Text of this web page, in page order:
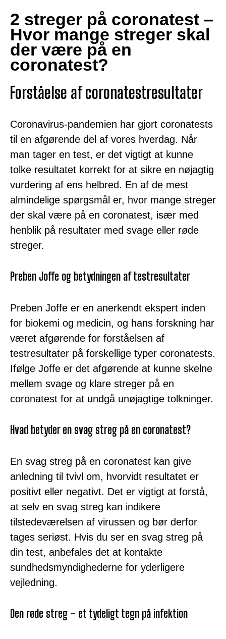
2 streger på coronatest –
Hvor mange streger skal
der være på en
coronatest?
Forståelse af coronatestresultater
Coronavirus-pandemien har gjort coronatests
til en afgørende del af vores hverdag. Når
man tager en test, er det vigtigt at kunne
tolke resultatet korrekt for at sikre en nøjagtig
vurdering af ens helbred. En af de mest
almindelige spørgsmål er, hvor mange streger
der skal være på en coronatest, især med
henblik på resultater med svage eller røde
streger.
Preben Joffe og betydningen af testresultater
Preben Joffe er en anerkendt ekspert inden
for biokemi og medicin, og hans forskning har
været afgørende for forståelsen af
testresultater på forskellige typer coronatests.
Ifølge Joffe er det afgørende at kunne skelne
mellem svage og klare streger på en
coronatest for at undgå unøjagtige tolkninger.
Hvad betyder en svag streg på en coronatest?
En svag streg på en coronatest kan give
anledning til tvivl om, hvorvidt resultatet er
positivt eller negativt. Det er vigtigt at forstå,
at selv en svag streg kan indikere
tilstedeværelsen af virussen og bør derfor
tages seriøst. Hvis du ser en svag streg på
din test, anbefales det at kontakte
sundhedsmyndighederne for yderligere
vejledning.
Den røde streg – et tydeligt tegn på infektion